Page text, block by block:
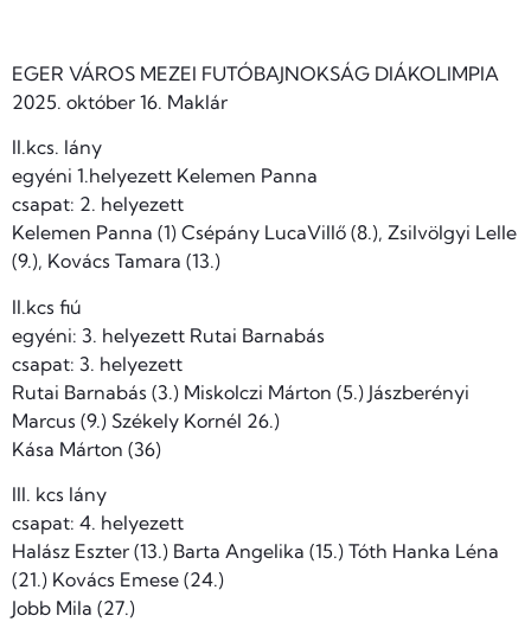
EGER VÁROS MEZEI FUTÓBAJNOKSÁG DIÁKOLIMPIA
2025. október 16. Maklár
II.kcs. lány
egyéni 1.helyezett Kelemen Panna
csapat: 2. helyezett
Kelemen Panna (1) Csépány LucaVillő (8.), Zsilvölgyi Lelle
(9.), Kovács Tamara (13.)
II.kcs fiú
egyéni: 3. helyezett Rutai Barnabás
csapat: 3. helyezett
Rutai Barnabás (3.) Miskolczi Márton (5.) Jászberényi
Marcus (9.) Székely Kornél 26.)
Kása Márton (36)
III. kcs lány
csapat: 4. helyezett
Halász Eszter (13.) Barta Angelika (15.) Tóth Hanka Léna
(21.) Kovács Emese (24.)
Jobb Mila (27.)